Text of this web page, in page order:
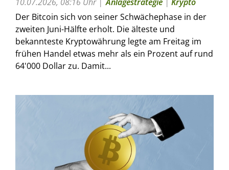
Der Bitcoin sich von seiner Schwächephase in der
zweiten Juni-Hälfte erholt. Die älteste und
bekannteste Kryptowährung legte am Freitag im
frühen Handel etwas mehr als ein Prozent auf rund
64'000 Dollar zu. Damit...